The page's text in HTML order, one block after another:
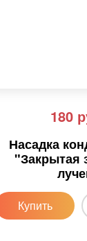
180
Насадка
"Закрытая
Купить